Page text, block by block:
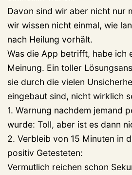
Davon sind wir aber nicht nur
wir wissen nicht einmal, wie
nach Heilung vorhält.
Was die App betrifft, habe ich
Meinung. Ein toller
sie durch die vielen
eingebaut sind, nicht wirklich
1. Warnung nachdem jemand
wurde: Toll, aber ist es dann
2. Verbleib von 15 Minuten in
positiv Getesteten:
Vermutlich reichen schon